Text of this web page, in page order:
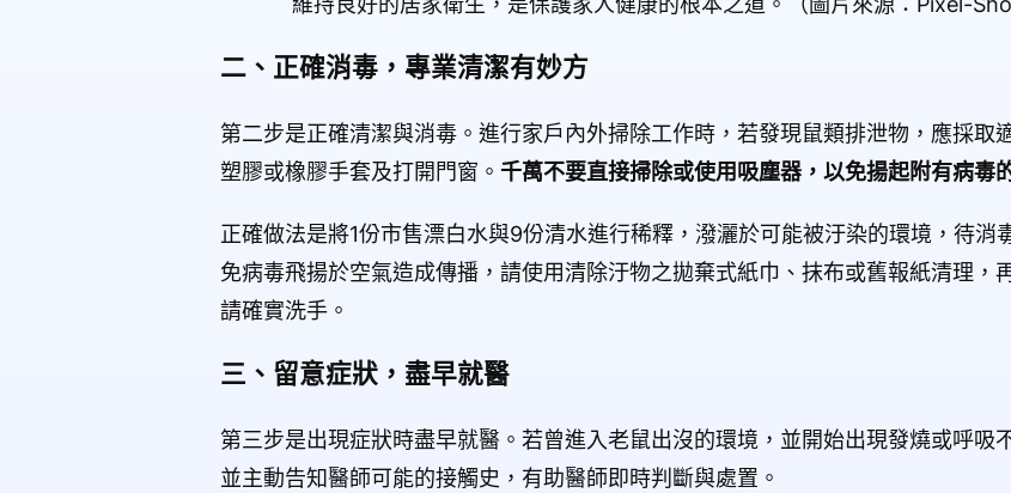
二、正確消毒，專業清潔有妙方
第二步是正確清潔與消毒。進行家戶內外掃除工作時，若發現鼠類排泄物，應採取
塑膠或橡膠手套及打開門窗。 千萬不要直接掃除或使用吸塵器，以免揚起附有病毒
正確做法是將1份市售漂白水與9份清水進行稀釋，潑灑於可能被汙染的環境，待消
免病毒飛揚於空氣造成傳播，請使用清除汙物之拋棄式紙巾、抹布或舊報紙清理，
請確實洗手。
三、留意症狀，盡早就醫
第三步是出現症狀時盡早就醫。若曾進入老鼠出沒的環境，並開始出現發燒或呼吸
並主動告知醫師可能的接觸史，有助醫師即時判斷與處置。